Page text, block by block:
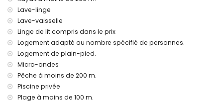
service de réception et service d'urgence 24 heures
chauffage central et climatisation
Équipements et services avec supplément
service aéroport
lit supplémentaire et lits/couffins pour enfants (sur
demande)
Activités de divertissement et de loisirs pour vos vacances
à Jávea, Costa Blanca
Lave-linge
Lave-vaisselle
Linge de lit compris dans le prix
Logement adapté au nombre spécifié de personnes.
Logement de plain-pied.
Micro-ondes
Pêche à moins de 200 m.
Piscine privée
Plage à moins de 100 m.